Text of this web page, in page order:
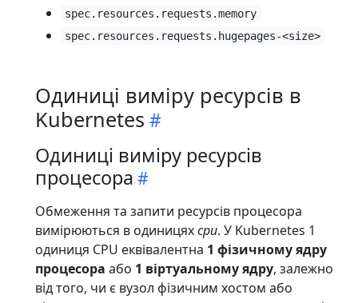
spec.resources.requests.memory
spec.resources.requests.hugepages-<size>
Одиниці виміру ресурсів в
Kubernetes
Одиниці виміру ресурсів
процесора
Обмеження та запити ресурсів процесора
вимірюються в одиницяхcpu. У Kubernetes 1
одиниця CPU еквівалентна 1 фізичному ядру
процесора або 1 віртуальному ядру, залежно
від того, чи є вузол фізичним хостом або